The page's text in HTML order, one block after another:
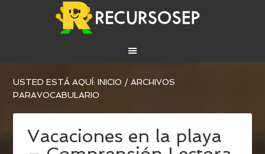
USTED ESTÁ AQUÍ:INICIO / ARCHIVOS
PARAVOCABULARIO
Vacaciones en la playa